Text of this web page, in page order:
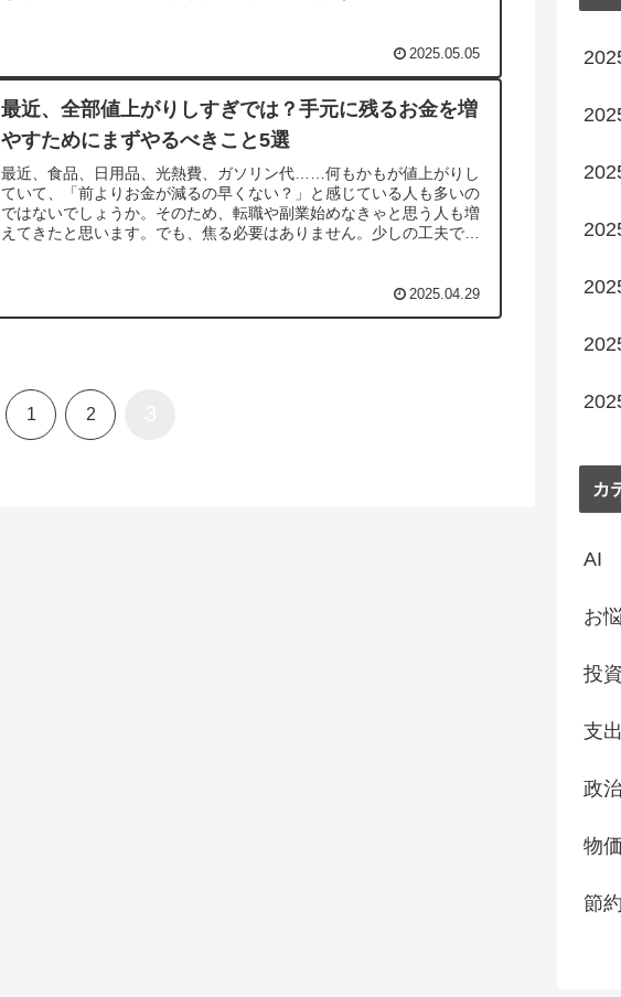
2025.05.05
最近、全部値上がりしすぎでは？手元に残るお金を増
やすためにまずやるべきこと5選
最近、食品、日用品、光熱費、ガソリン代……何もかもが値上がりし
ていて、「前よりお金が減るの早くない？」と感じている人も多いの
ではないでしょうか。そのため、転職や副業始めなきゃと思う人も増
えてきたと思います。でも、焦る必要はありません。少しの工夫で、
2025.04.29
1 2
カ
AI
お
投資
支出
政
物価
節約